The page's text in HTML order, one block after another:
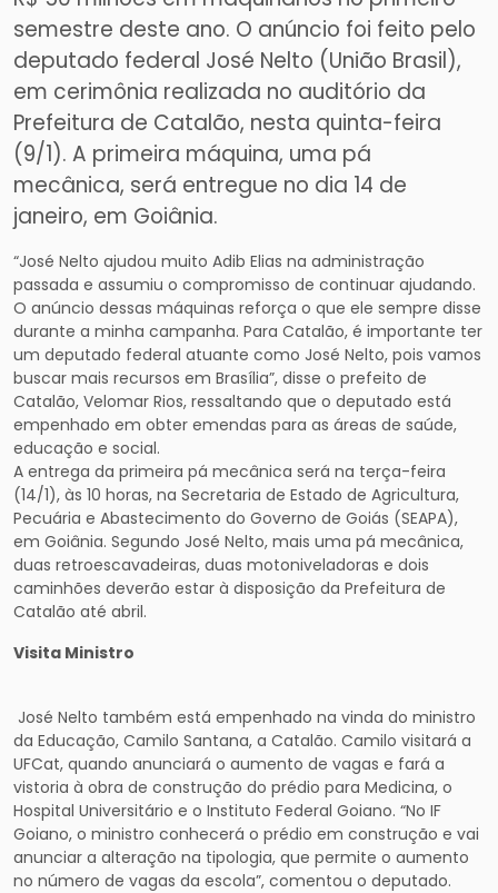
semestre deste ano. O anúncio foi feito pelo
deputado federal José Nelto (União Brasil),
em cerimônia realizada no auditório da
Prefeitura de Catalão, nesta quinta-feira
(9/1). A primeira máquina, uma pá
mecânica, será entregue no dia 14 de
janeiro, em Goiânia.
“José Nelto ajudou muito Adib Elias na administração
passada e assumiu o compromisso de continuar ajudando.
O anúncio dessas máquinas reforça o que ele sempre disse
durante a minha campanha. Para Catalão, é importante ter
um deputado federal atuante como José Nelto, pois vamos
buscar mais recursos em Brasília”, disse o prefeito de
Catalão, Velomar Rios, ressaltando que o deputado está
empenhado em obter emendas para as áreas de saúde,
educação e social.
A entrega da primeira pá mecânica será na terça-feira
(14/1), às 10 horas, na Secretaria de Estado de Agricultura,
Pecuária e Abastecimento do Governo de Goiás (SEAPA),
em Goiânia. Segundo José Nelto, mais uma pá mecânica,
duas retroescavadeiras, duas motoniveladoras e dois
caminhões deverão estar à disposição da Prefeitura de
Catalão até abril.
Visita Ministro
José Nelto também está empenhado na vinda do ministro
da Educação, Camilo Santana, a Catalão. Camilo visitará a
UFCat, quando anunciará o aumento de vagas e fará a
vistoria à obra de construção do prédio para Medicina, o
Hospital Universitário e o Instituto Federal Goiano. “No IF
Goiano, o ministro conhecerá o prédio em construção e vai
anunciar a alteração na tipologia, que permite o aumento
no número de vagas da escola”, comentou o deputado.